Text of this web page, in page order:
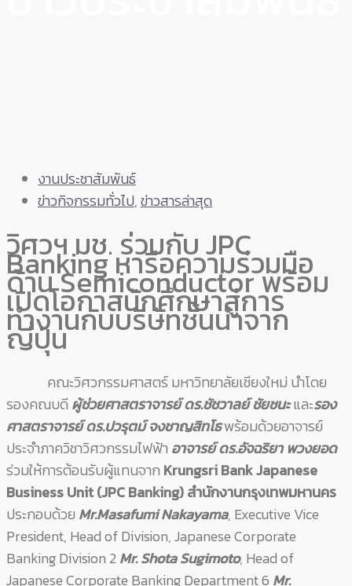
งานประชาสัมพันธ์
ข่าวกิจกรรมทั่วไป,ข่าวสารล่าสุด
วิศวฯ มช. ร่วมกับ JPC
Banking หารือความร่วมมือ
ด้าน Semiconductor พร้อม
เปิดโอกาสนักศึกษาสู่การ
ทำงานกับบริษัทชั้นนำจาก
ญี่ปุ่น
คณะวิศวกรรมศาสตร์ มหาวิทยาลัยเชียงใหม่ นำโดย
รองคณบดี ผู้ช่วยศาสตราจารย์ ดร.ชัชวาลย์ ชัยชนะและรอง
ศาสตราจารย์ ดร.ปวรุตม์ จงชาญสิทโธพร้อมด้วยอาจารย์
ประจำภาควิชาวิศวกรรมไฟฟ้า อาจารย์ ดร.อัจฉริยา พวงยอด
ร่วมให้การต้อนรับผู้แทนจาก Krungsri Bank Japanese
Business Unit (JPC Banking) สำนักงานกรุงเทพมหานคร
ประกอบด้วย Mr.Masafumi Nakayama, Executive Vice
President, Head of Division, Japanese Corporate
Banking Division 2 Mr. Shota Sugimoto, Head of
Japanese Corporate Banking Department 6 Mr.